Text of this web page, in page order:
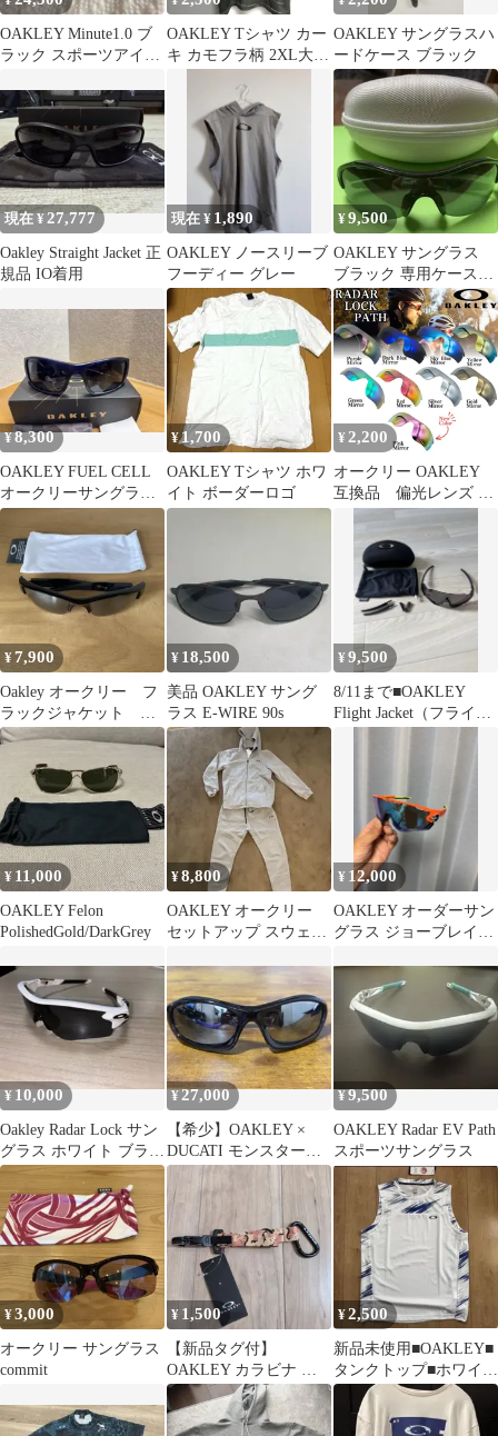
OAKLEY Minute1.0 ブ
ラック スポーツアイウ
OAKLEY Tシャツ カー
キ カモフラ柄 2XL大人
OAKLEY サングラスハ
ードケース ブラック
現在 ¥27,777
Oakley Straight Jacket 正
規品 IO着用
現在 ¥ 1,890
OAKLEY ノースリーブ
フーディー グレー
¥9,500
OAKLEY サングラス
ブラック 専用ケース付
き
¥8,300
OAKLEY FUEL CELL
オークリーサングラス
新品レンズ装着
¥1,700
OAKLEY Tシャツ ホワ
イト ボーダーロゴ
¥ 2,200
オークリー OAKLEY
互換品 偏光レンズ ス
ポーツサングラス 交換
レンズ レーダーロック
パス ミラーレンズ
99.9%紫外線カット UV
¥7,900
Oakley オークリー フ
ラックジャケット ビ
ンテージUSA製サング
¥ 18,500
美品 OAKLEY サング
ラス E-WIRE 90s
¥9,500
8/11まで■OAKLEY
Flight Jacket（フライト
¥ 11,000
OAKLEY Felon
PolishedGold/DarkGrey
¥8,800
OAKLEY オークリー
セットアップ スウェッ
¥ 12,000
OAKLEY オーダーサン
グラス ジョーブレイカ
¥ 10,000
Oakley Radar Lock サン
グラス ホワイト ブラッ
ク
¥27,000
【希少】OAKLEY ×
DUCATI モンスタード
ッグ
¥9,500
OAKLEY Radar EV Path
スポーツサングラス
¥3,000
オークリー サングラス
commit
¥ 1,500
【新品タグ付】
OAKLEY カラビナ ス
トラップ キーチェー
ン 迷彩柄
¥2,500
新品未使用■OAKLEY■
タンクトップ■ホワイト
■Ｌ